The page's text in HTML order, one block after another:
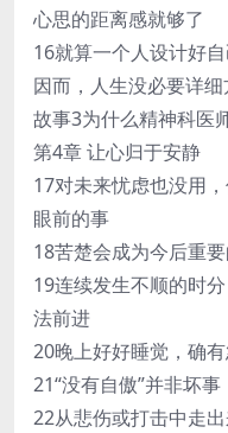
心思的距离感就够了
16就算一个人设计好
因而，人生没必要详细
故事3为什么精神科医
第4章 让心归于安静
17对未来忧虑也没用
眼前的事
18苦楚会成为今后重
19连续发生不顺的时
法前进
20晚上好好睡觉，确
21“没有自傲”并非坏
22从悲伤或打击中走